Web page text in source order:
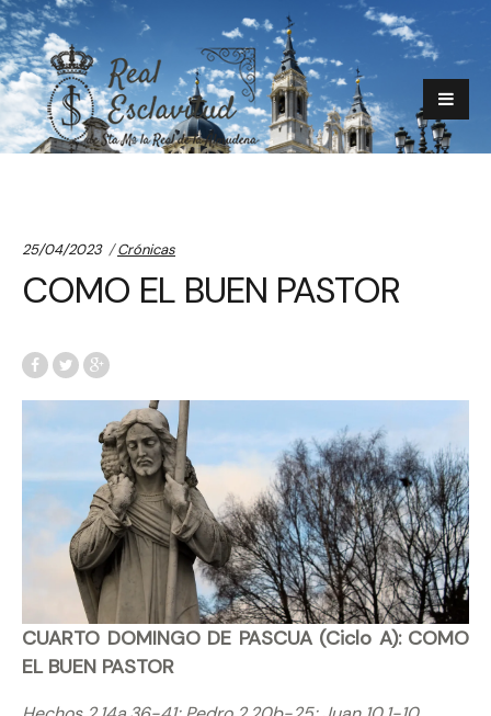
25/04/2023 Categories:
Crónicas
COMO EL BUEN PASTOR
CUARTO DOMINGO DE PASCUA (Ciclo A): COMO
EL BUEN PASTOR